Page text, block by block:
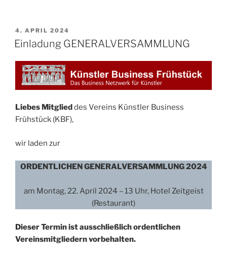
VERÖFFENTLICHT
AM
4. APRIL 2024
Einladung GENERALVERSAMMLUNG
Liebes Mitglieddes Vereins Künstler Business
Frühstück (KBF),
wir laden zur
ORDENTLICHEN GENERALVERSAMMLUNG 2024
am Montag, 22. April 2024 – 13 Uhr, Hotel Zeitgeist
(Restaurant)
Dieser Termin ist ausschließlich ordentlichen
Vereinsmitgliedern vorbehalten.